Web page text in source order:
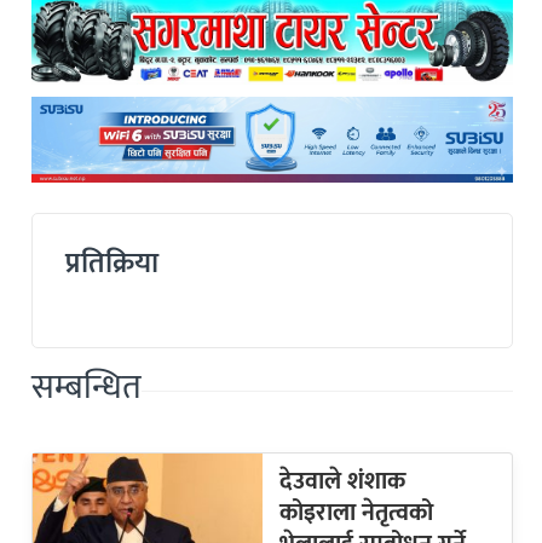
प्रतिक्रिया
सम्बन्धित
देउवाले शंशाक
कोइराला नेतृत्वको